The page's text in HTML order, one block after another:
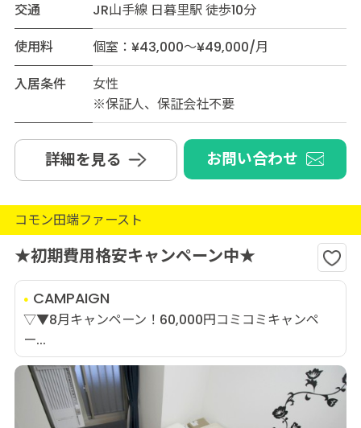
交通
JR山手線 日暮里駅 徒歩10分
使用料
個室：¥43,000～¥49,000/月
入居条件
女性
※保証人、保証会社不要
詳細を見る お問い合わせ
コモン田端ファースト
★初期費用格安キャンペーン中★
CAMPAIGN
▽▼8月キャンペーン！60,000円コミコミキャンペ
ー...